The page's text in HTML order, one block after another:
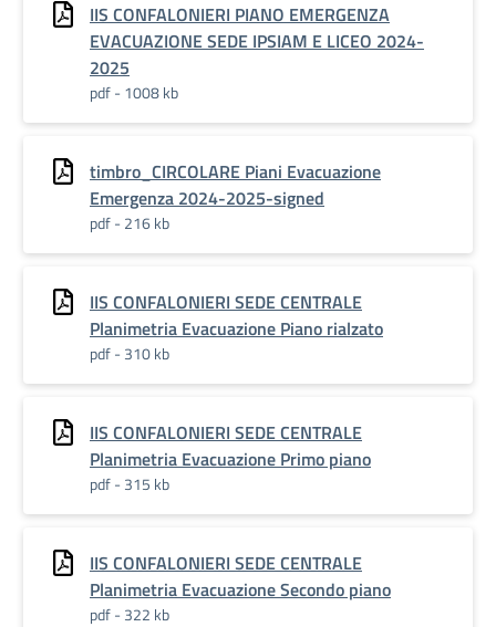
IIS CONFALONIERI PIANO EMERGENZA
EVACUAZIONE SEDE IPSIAM E LICEO 2024-
2025
pdf - 1008 kb
timbro_CIRCOLARE Piani Evacuazione
Emergenza 2024-2025-signed
pdf - 216 kb
IIS CONFALONIERI SEDE CENTRALE
Planimetria Evacuazione Piano rialzato
pdf - 310 kb
IIS CONFALONIERI SEDE CENTRALE
Planimetria Evacuazione Primo piano
pdf - 315 kb
IIS CONFALONIERI SEDE CENTRALE
Planimetria Evacuazione Secondo piano
pdf - 322 kb